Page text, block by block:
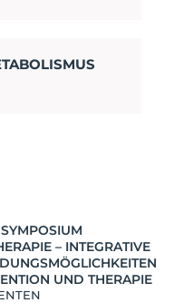
– INTEGRATIVE
UND THERAPIE